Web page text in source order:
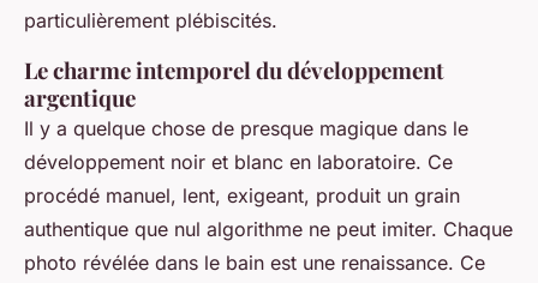
particulièrement plébiscités.
Le charme intemporel du développement
argentique
Il y a quelque chose de presque magique dans le
développement noir et blanc en laboratoire. Ce
procédé manuel, lent, exigeant, produit un grain
authentique que nul algorithme ne peut imiter. Chaque
photo révélée dans le bain est une renaissance. Ce